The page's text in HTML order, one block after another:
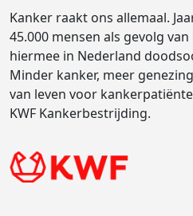
Kanker raakt ons allemaal.
45.000 mensen als gevolg
hiermee in Nederland
Minder kanker, meer
van leven voor
KWF Kankerbestrijding.